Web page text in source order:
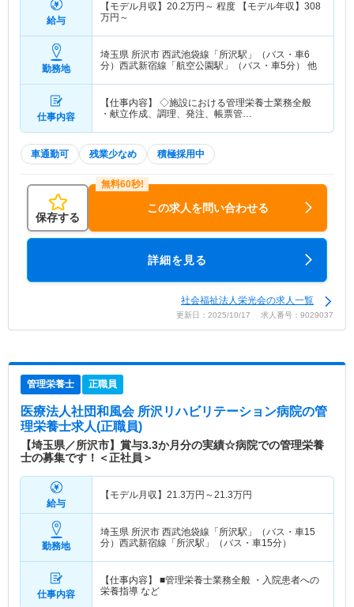
給与
【モデル月収】 20.2万円～ 程度 【モデル年収】 308
万円～
勤務地
埼玉県 所沢市 西武池袋線「所沢駅」（バス・車6
分）西武新宿線「航空公園駅」（バス・車5分） 他
仕事内容
【仕事内容】 ◇施設における管理栄養士業務全般
・献立作成、調理、発注、帳票管…
車通勤可 残業少なめ 積極採用中
保存する
この求人を問い合わせる
詳細を見る
社会福祉法人栄光会の求人一覧
更新日：2025/10/17 求人番号：9029037
管理栄養士 正職員
医療法人社団和風会 所沢リハビリテーション病院の管
理栄養士求人(正職員)
【埼玉県／所沢市】賞与3.3か月分の実績☆病院での管理栄養
士の募集です！＜正社員＞
給与
【モデル月収】 21.3万円～21.3万円
勤務地
埼玉県 所沢市 西武池袋線「所沢駅」（バス・車15
分）西武新宿線「所沢駅」（バス・車15分）
仕事内容
【仕事内容】 ■管理栄養士業務全般 ・入院患者への
栄養指導 など